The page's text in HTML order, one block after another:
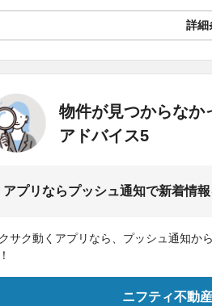
詳細
物件が見つからなか
アドバイス5
アプリならプッシュ通知で新着情報
サク動くアプリなら、プッシュ通知か
ニフティ不動